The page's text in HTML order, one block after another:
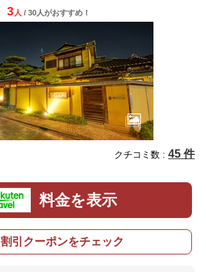
3 人 / 30人がおすすめ！
クチコミ数 : 45 件
料金を表示
割引クーポンをチェック